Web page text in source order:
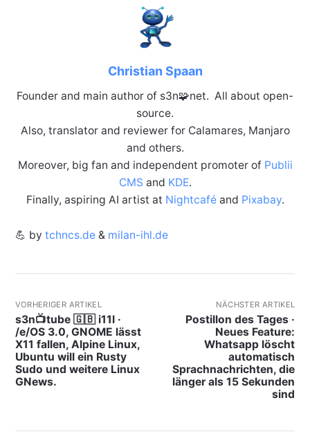
Christian Spaan
Founder and main author of s3n🧩net. All about open-
source.
Also, translator and reviewer for Calamares, Manjaro
and others.
Moreover, big fan and independent promoter of Publii
CMS and KDE.
Finally, aspiring AI artist at Nightcaféand Pixabay.
💪 by tchncs.de& milan-ihl.de
VORHERIGER ARTIKEL
s3n📺tube 🇬🇧 i11l ·
/e/OS 3.0, GNOME lässt
X11 fallen, Alpine Linux,
Ubuntu will ein Rusty
Sudo und weitere Linux
GNews.
NÄCHSTER ARTIKEL
Postillon des Tages ·
Neues Feature:
Whatsapp löscht
automatisch
Sprachnachrichten, die
länger als 15 Sekunden
sind